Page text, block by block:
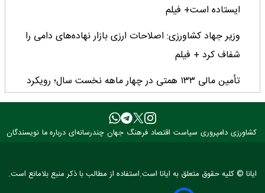
ایستاده است+ فیلم
وزیر جهاد کشاورزی: اصلاحات ارزی بازار نهاده‌های دامی را
شفاف کرد + فیلم
تأمین مالی ۱۳۳ همتی در چهار ماهه نخست سال؛ رویکرد
هدفمند بانک کشاورزی برای تضمین امنیت غذایی
فراخوان بین‌المللی فائو برای طراحی پوستر روز جهانی غذا
۳ عضو کمیسیون کشاورزی مجلس با وزیر جهاد کشاورزی
کشاورزی دامپروری سیاست اقتصاد فرهنگ جهان چندرسانه‌ای درباره ما نویسندگان
ایانا © کلیه حقوق متعلق به ایانا است.استفاده از مطالب با ذکر منبع بلامانع است.